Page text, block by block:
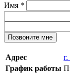
Имя *
Позвоните мне
Адрес
График работы